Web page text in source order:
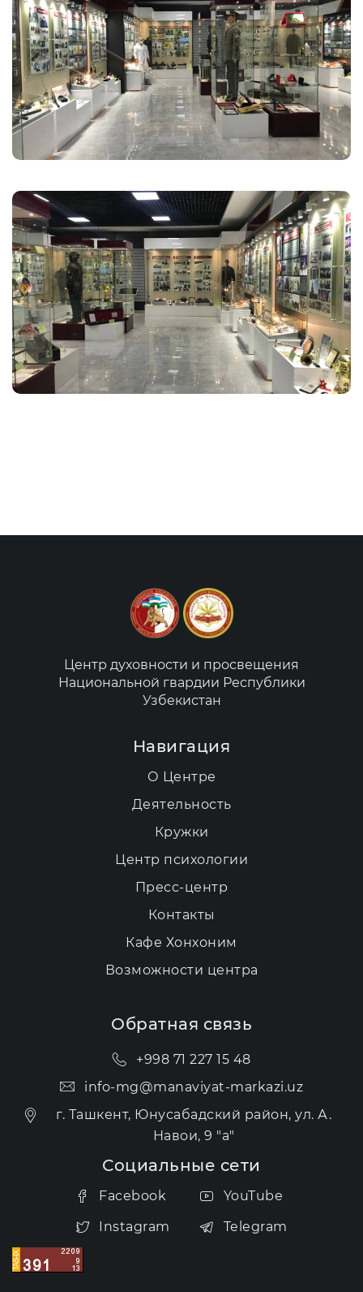
Центр духовности и просвещения
Национальной гвардии Республики
Узбекистан
Навигация
О Центре
Деятельность
Кружки
Центр психологии
Пресс-центр
Контакты
Кафе Хонхоним
Возможности центра
Обратная связь
+998 71 227 15 48
info-mg@manaviyat-markazi.uz
г. Ташкент, Юнусабадский район, ул. А.
Навои, 9 "а"
Социальные сети
Facebook
Instagram
YouTube
Telegram